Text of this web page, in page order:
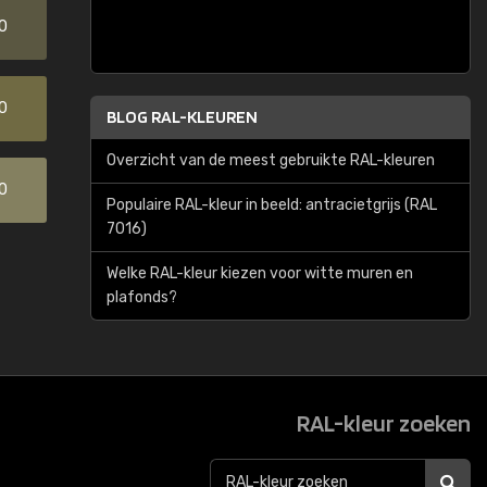
BLOG RAL-KLEUREN
Overzicht van de meest gebruikte RAL-kleuren
Populaire RAL-kleur in beeld: antracietgrijs (RAL
7016)
Welke RAL-kleur kiezen voor witte muren en
plafonds?
RAL-kleur zoeken